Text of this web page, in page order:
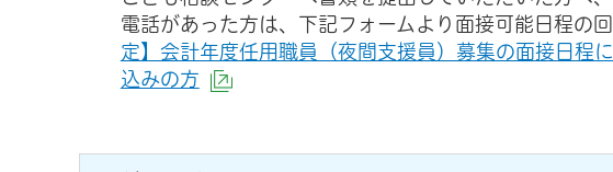
電話があった方は、下記フォームより面接可能日程の
定】会計年度任用職員（夜間支援員）募集の面接日程
込みの方
（外部サイトへリンク）